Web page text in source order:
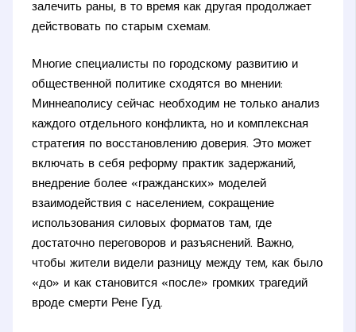
залечить раны, в то время как другая продолжает
действовать по старым схемам.
Многие специалисты по городскому развитию и
общественной политике сходятся во мнении:
Миннеаполису сейчас необходим не только анализ
каждого отдельного конфликта, но и комплексная
стратегия по восстановлению доверия. Это может
включать в себя реформу практик задержаний,
внедрение более «гражданских» моделей
взаимодействия с населением, сокращение
использования силовых форматов там, где
достаточно переговоров и разъяснений. Важно,
чтобы жители видели разницу между тем, как было
«до» и как становится «после» громких трагедий
вроде смерти Рене Гуд.